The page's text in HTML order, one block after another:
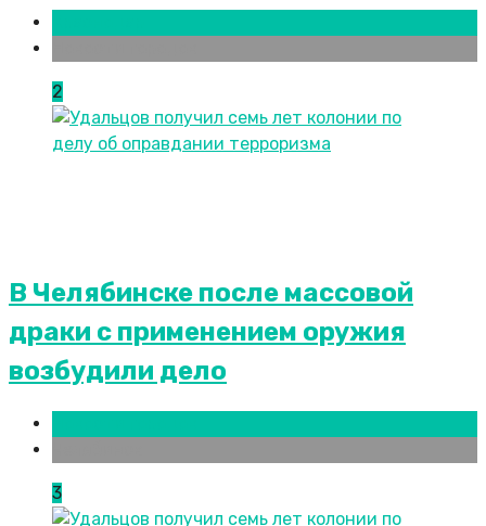
2
В Челябинске после массовой
драки с применением оружия
возбудили дело
3